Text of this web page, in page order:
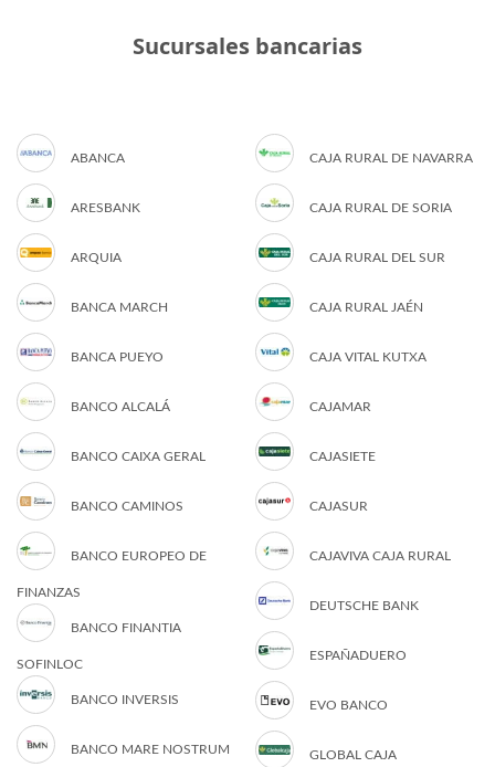
Sucursales bancarias
ABANCA
ARESBANK
ARQUIA
BANCA MARCH
BANCA PUEYO
BANCO ALCALÁ
BANCO CAIXA GERAL
BANCO CAMINOS
BANCO EUROPEO DE
FINANZAS
BANCO FINANTIA
SOFINLOC
BANCO INVERSIS
BANCO MARE NOSTRUM
CAJA RURAL DE NAVARRA
CAJA RURAL DE SORIA
CAJA RURAL DEL SUR
CAJA RURAL JAÉN
CAJA VITAL KUTXA
CAJAMAR
CAJASIETE
CAJASUR
CAJAVIVA CAJA RURAL
DEUTSCHE BANK
ESPAÑADUERO
EVO BANCO
GLOBAL CAJA